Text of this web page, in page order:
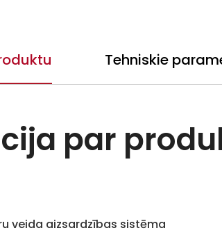
Tehniskie
par
veida aizsardzības sistēma